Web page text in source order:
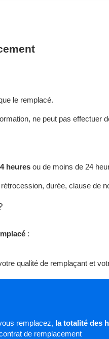
le remplacé.
ne peut pas effectuer
heuresou de moins de 24
durée, clause de
:
qualité de remplaçant et
remplacez, la totalité des
de remplacement